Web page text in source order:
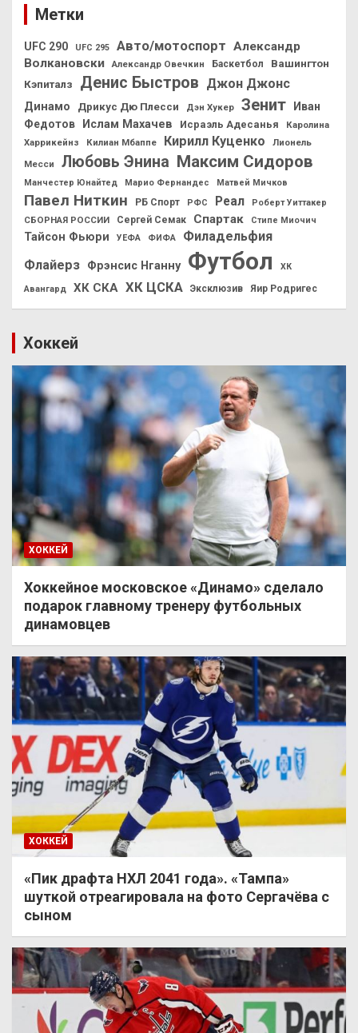
Метки
UFC 290 UFC 295 Авто/мотоспорт Александр
Волкановски
Александр Овечкин Баскетбол
Вашингтон
Кэпиталз
Денис Быстров Джон Джонс
Динамо Дрикус Дю Плесси Дэн Хукер Зенит
Иван
Федотов
Ислам Махачев Исраэль Адесанья
Каролина
Харрикейнз
Килиан Мбаппе Кирилл Куценко
Лионель
Месси
Любовь Энина Максим Сидоров
Манчестер Юнайтед Марио Фернандес Матвей Мичков
Павел Ниткин РБ Спорт РФС Реал Роберт Уиттакер
СБОРНАЯ РОССИИ Сергей Семак Спартак Стипе Миочич
Тайсон Фьюри УЕФА ФИФА
Филадельфия
Флайерз Фрэнсис Нганну Футбол ХК
Авангард ХК СКА ХК ЦСКА Эксклюзив Яир Родригес
Хоккей
ХОККЕЙ
Хоккейное московское «Динамо» сделало
подарок главному тренеру футбольных
динамовцев
ХОККЕЙ
«Пик драфта НХЛ 2041 года». «Тампа»
шуткой отреагировала на фото Сергачёва с
сыном